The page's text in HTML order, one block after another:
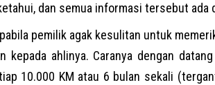
dan semua informasi tersebut ada
pemilik agak kesulitan untuk
kepada ahlinya. Caranya dengan
10.000 KM atau 6 bulan sekali